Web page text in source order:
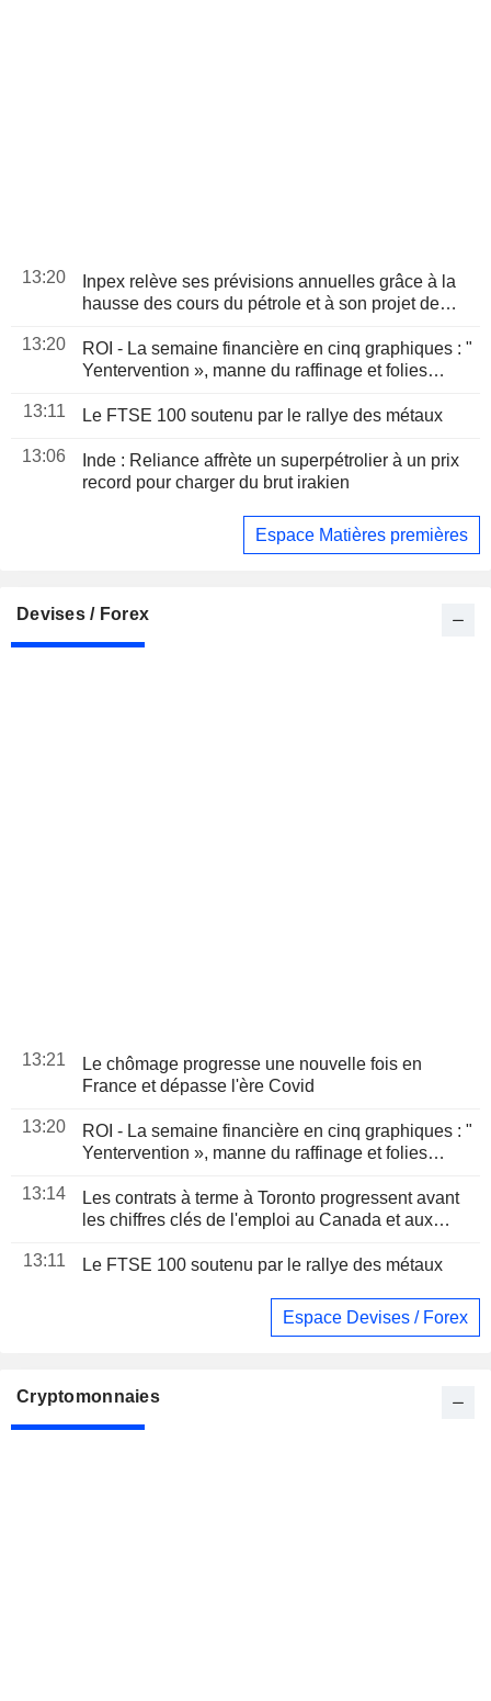
13:20
Inpex relève ses prévisions annuelles grâce à la
hausse des cours du pétrole et à son projet de
13:20
ROI - La semaine financière en cinq graphiques : "
Yentervention », manne du raffinage et folies
13:11
Le FTSE 100 soutenu par le rallye des métaux
13:06
Inde : Reliance affrète un superpétrolier à un prix
record pour charger du brut irakien
Espace Matières premières
Devises / Forex
13:21
Le chômage progresse une nouvelle fois en
France et dépasse l'ère Covid
13:20
ROI - La semaine financière en cinq graphiques : "
Yentervention », manne du raffinage et folies
13:14
Les contrats à terme à Toronto progressent avant
les chiffres clés de l'emploi au Canada et aux
13:11
Le FTSE 100 soutenu par le rallye des métaux
Espace Devises / Forex
Cryptomonnaies